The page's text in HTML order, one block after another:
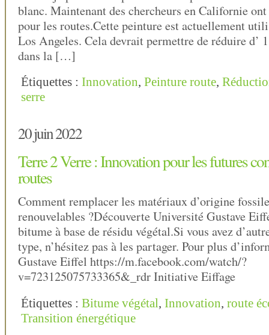
blanc. Maintenant des chercheurs en Californie
pour les routes.Cette peinture est actuellement
Los Angeles. Cela devrait permettre de réduire d’
dans la […]
Étiquettes : Innovation, Peinture route,
serre
20 juin 2022
Terre 2 Verre : Innovation pour les futures
routes
Comment remplacer les matériaux d’origine
renouvelables ?Découverte Université Gustave
bitume à base de résidu végétal.Si vous avez
type, n’hésitez pas à les partager. Pour plus
Gustave Eiffel https://m.facebook.com/watch/?
v=723125075733365&_rdr Initiative Eiffage
Étiquettes : Bitume végétal, Innovation, route
Transition énergétique